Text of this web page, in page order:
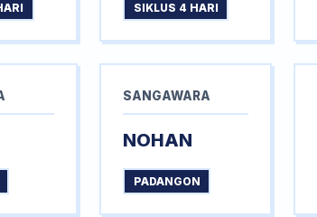
SIKLUS 4 HARI
SANGAWARA
NOHAN
PADANGON